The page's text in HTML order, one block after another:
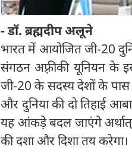
- डॉ. ब्रह्मदीप अलूने
भारत में आयोजित जी-20
संगठन अफ़्रीकी यूनियन के
जी-20 के सदस्य देशों के पास
और दुनिया की दो तिहाई
यह आंकड़े बदल जाएंगे अर्थात्
की दशा और दिशा तय करेगा।